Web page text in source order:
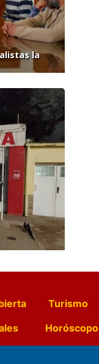
la
Turismo
Horóscopo